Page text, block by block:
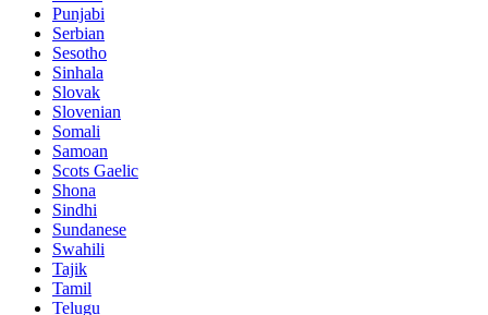
Punjabi
Serbian
Sesotho
Sinhala
Slovak
Slovenian
Somali
Samoan
Scots Gaelic
Shona
Sindhi
Sundanese
Swahili
Tajik
Tamil
Telugu